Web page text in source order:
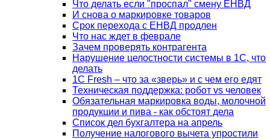
Что делать если "проспал" смену ЕНВД
И снова о маркировке товаров
Срок перехода с ЕНВД продлен
Что нас ждет в феврале
Зачем проверять контрагента
Нарушение целостности системы в 1С, что
делать
1С Fresh – что за «зверь» и с чем его едят
Техническая поддержка: робот vs человек
Обязательная маркировка воды, молочной
продукции и пива - как обстоят дела
Список дел бухгалтера на апрель
Получение налогового вычета упростили